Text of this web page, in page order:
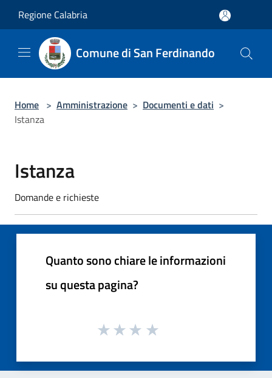
Regione Calabria
Comune di San Ferdinando
Home > Amministrazione > Documenti e dati >
Istanza
Istanza
Domande e richieste
Quanto sono chiare le informazioni
su questa pagina?